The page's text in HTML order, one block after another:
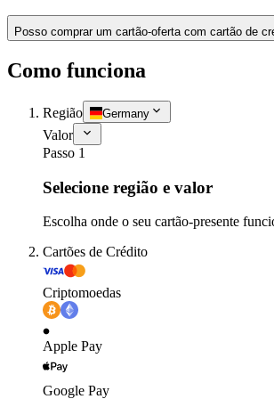
Posso comprar um cartão-oferta com cartão de
Como funciona
Região Germany
Valor
Passo 1
Selecione região e valor
Escolha onde o seu cartão-presente
Cartões de Crédito
Criptomoedas
Apple Pay
Google Pay